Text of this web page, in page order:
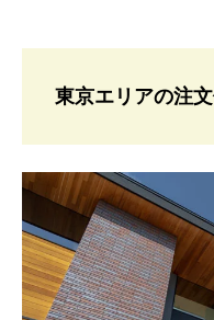
東京エリアの注